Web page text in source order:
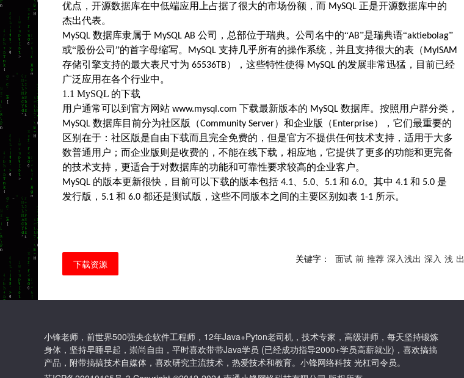
优点，开源数据库在中低端应用上占据了很大的市场份额，而 MySQL 正是开源数据库中的
杰出代表。
MySQL 数据库隶属于 MySQL AB 公司，总部位于瑞典。公司名中的“AB”是瑞典语“aktiebolag”
或“股份公司”的首字母缩写。
MySQL 支持几乎所有的操作系统，并且支持很大的表（ MyISAM
存储引擎支持的最大表尺寸为 65536TB），这些特性使得 MySQL 的发展非常迅猛，目前已经
广泛应用在各个行业中。
1.1 MySQL 的下载
用户通常可以到官方网站 www.mysql.com 下载最新版本的 MySQL 数据库。按照用户群分类，
MySQL 数据库目前分为社区版（Community Server）和企业版（ Enterprise），它们最重要的
区别在于：社区版是自由下载而且完全免费的，但是官方不提供任何技术支持，适用于大多
数普通用户；而企业版则是收费的，不能在线下载，相应地，它提供了更多的功能和更完备
的技术支持，更适合于对数据库的功能和可靠性要求较高的企业客户。
MySQL 的版本更新很快，目前可以下载的版本包括 4.1 5.0 5.1 和 6.0。其中 4.1 和 5.0 是
发行版， 5.1 和 6.0 都还是测试版，这些不同版本之间的主要区别如表 1-1 所示。
下载资源 关键字： 面试 前 推荐 深入浅出 深入 浅 出
小锋老师，前世界500强央企软件工程师，12年Java+Pyton老司机，技术专家，高级讲师，每天坚持锻炼
身体，坚持早睡早起，崇尚自由，平时喜欢带带Java学员 (已经成功指导2000+学员高薪就业)，喜欢搞搞
产品，附带搞搞技术自媒体，喜欢研究主流技术，热爱技术和教育。小锋网络科技 光杠司令员。